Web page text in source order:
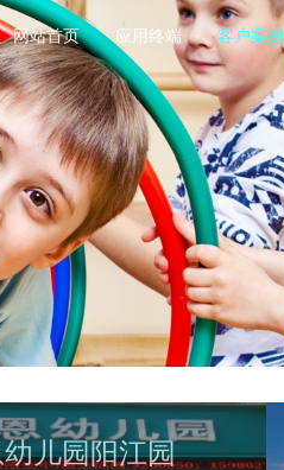
网站首页 应用终端 客户案例
儿园阳江园